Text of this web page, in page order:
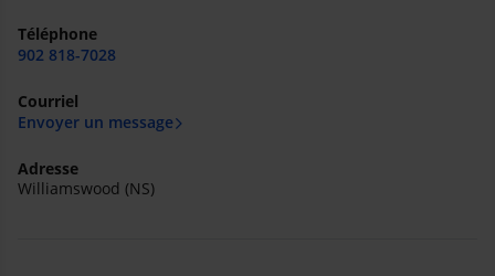
Téléphone
902 818-7028
Courriel
Envoyer un message
Adresse
Williamswood (NS)